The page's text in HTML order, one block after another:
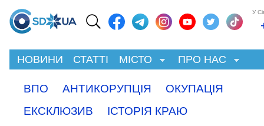
У
НОВИНИ СТАТТІ МІСТО ПРО НАС
ВПО АНТИКОРУПЦІЯ
ОКУПАЦІЯ
ЕКСКЛЮЗИВ
ІСТОРІЯ КРАЮ